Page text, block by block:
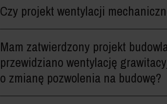
Czy projekt wentylacji
Mam zatwierdzony projekt
przewidziano wentylację
o zmianę pozwolenia na budowę?